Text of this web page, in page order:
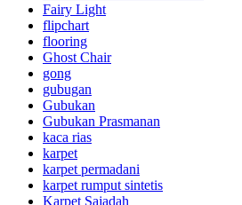
Fairy Light
flipchart
flooring
Ghost Chair
gong
gubugan
Gubukan
Gubukan Prasmanan
kaca rias
karpet
karpet permadani
karpet rumput sintetis
Karpet Sajadah